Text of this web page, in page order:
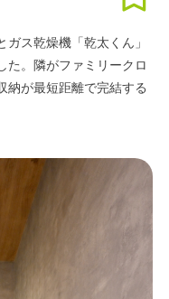
ス乾燥機「乾太くん」
た。隣がファミリークロ
が最短距離で完結する